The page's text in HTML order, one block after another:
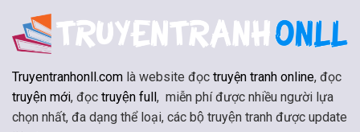
Truyentranhonll.com là website đọc truyện tranh online, đọc
truyện mới, đọc truyện full, miễn phí được nhiều người lựa
chọn nhất, đa dạng thể loại, các bộ truyện tranh được update